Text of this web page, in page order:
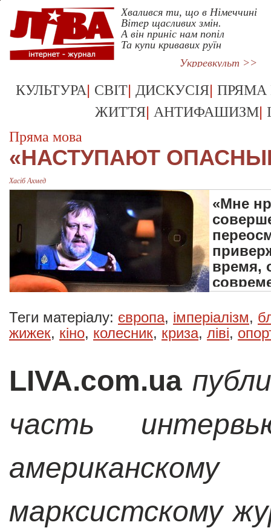
Хвалився ти, що в Німеччині
Вітер щасливих змін.
А він приніс нам попіл
Та купи кривавих руїн
Укрревкульт >>
КУЛЬТУРА| СВІТ| ДИСКУСІЯ| ПРЯМА
ЖИТТЯ| АНТИФАШИЗМ|
Пряма мова
«НАСТУПАЮТ
Хасіб Ахмед
«Мне
время,
Теги матеріалу: європа, імперіалізм,
жижек, кіно, колесник, криза, ліві,
LIVA.com.ua
часть
марксистскому